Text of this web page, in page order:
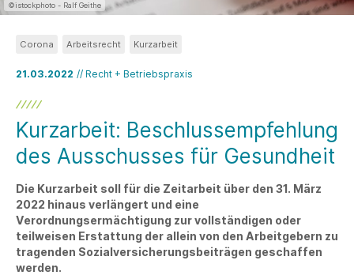
©istockphoto - Ralf Geithe
21.03.2022 // Recht + Betriebspraxis
Corona Arbeitsrecht Kurzarbeit
Kurzarbeit: Beschlussempfehlung
des Ausschusses für Gesundheit
Die Kurzarbeit soll für die Zeitarbeit über den 31. März
2022 hinaus verlängert und eine
Verordnungsermächtigung zur vollständigen oder
teilweisen Erstattung der allein von den Arbeitgebern zu
tragenden Sozialversicherungsbeiträgen geschaffen
werden.